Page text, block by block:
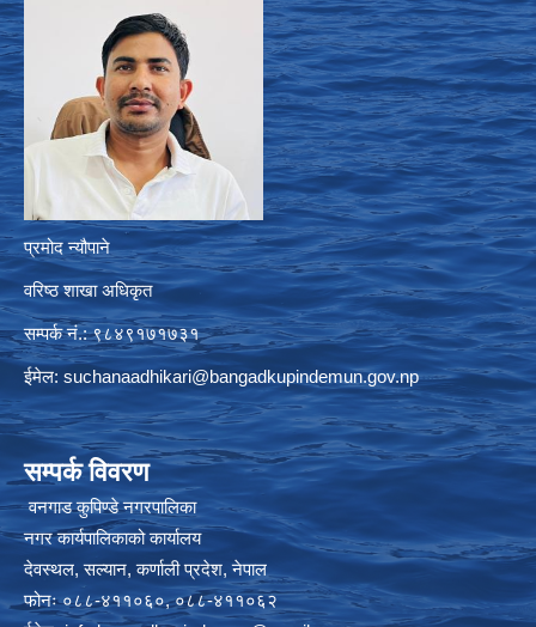
प्रमोद न्यौपाने
वरिष्ठ शाखा अधिकृत
सम्पर्क नं.: ९८४९१७१७३१
ईमेल: suchanaadhikari@bangadkupindemun.gov.np
सम्पर्क विवरण
वनगाड कुपिण्डे नगरपालिका
नगर कार्यपालिकाको कार्यालय
देवस्थल, सल्यान, कर्णाली प्रदेश, नेपाल
फोनः ०८८-४११०६०, ०८८-४११०६२